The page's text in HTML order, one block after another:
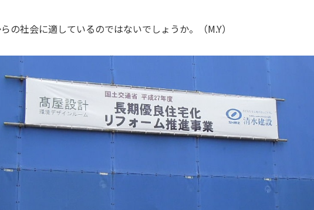
の社会に適しているのではないでしょうか。（M.Y）